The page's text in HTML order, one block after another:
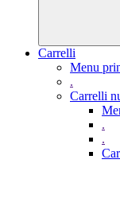
Carrelli
Menu
.
Carrelli
.
.